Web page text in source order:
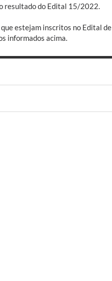
resultado do Edital 15/2022.
estejam inscritos no Edital de
informados acima.